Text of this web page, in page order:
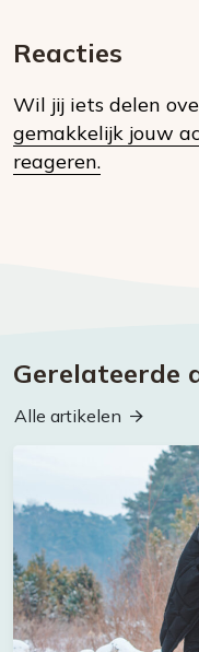
Reacties
Wil jij iets delen
gemakkelijk jouw
reageren.
Gerelateerde
Alle artikelen